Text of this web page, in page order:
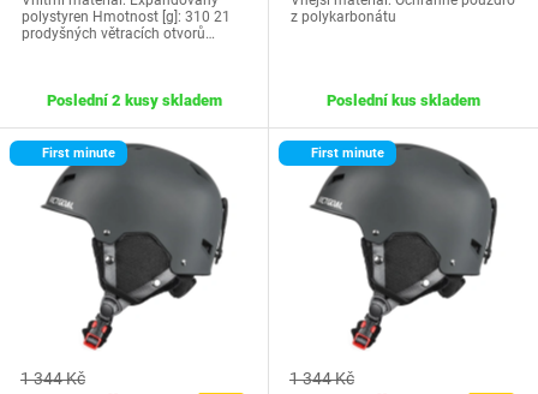
polystyren Hmotnost [g]: 310 21
prodyšných větracích otvorů…
Poslední 2 kusy skladem
z polykarbonátu
Poslední kus skladem
First minute
1 344 Kč
First minute
1 344 Kč